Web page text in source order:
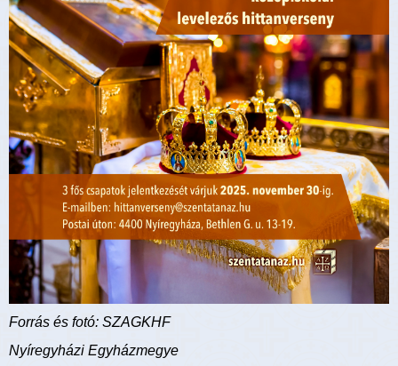
Forrás és fotó: SZAGKHF
Nyíregyházi Egyházmegye